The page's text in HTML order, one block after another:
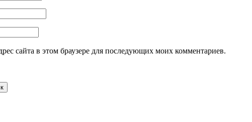
сайта в этом браузере для последующих моих комментариев.